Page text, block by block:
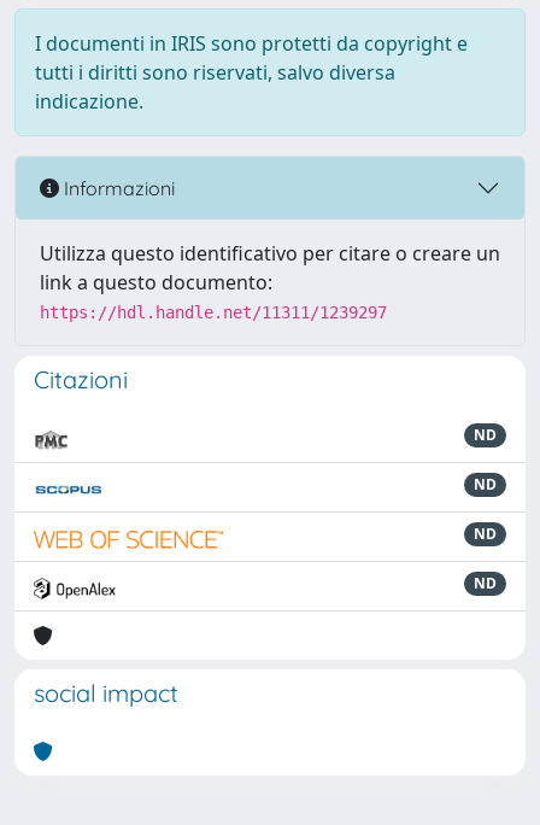
I documenti in IRIS sono protetti da copyright e
tutti i diritti sono riservati, salvo diversa
indicazione.
Informazioni
Utilizza questo identificativo per citare o creare un
link a questo documento:
https://hdl.handle.net/11311/1239297
Citazioni
ND
ND
ND
ND
social impact